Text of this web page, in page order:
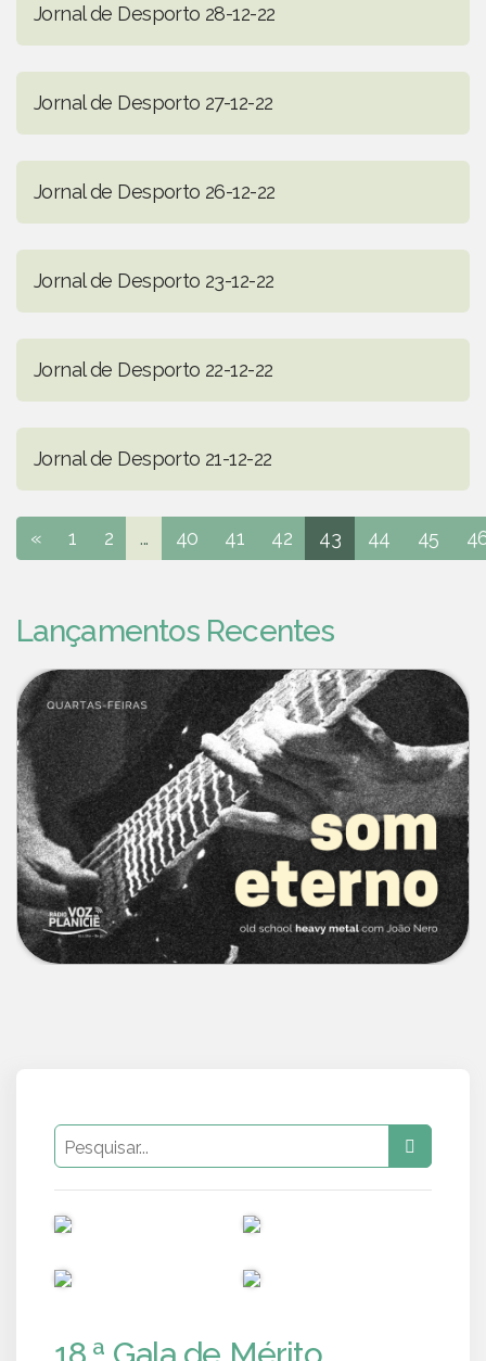
Jornal de Desporto 28-12-22
Jornal de Desporto 27-12-22
Jornal de Desporto 26-12-22
Jornal de Desporto 23-12-22
Jornal de Desporto 22-12-22
Jornal de Desporto 21-12-22
« 1 2 ... 40 41 42 43 44 45
Lançamentos Recentes